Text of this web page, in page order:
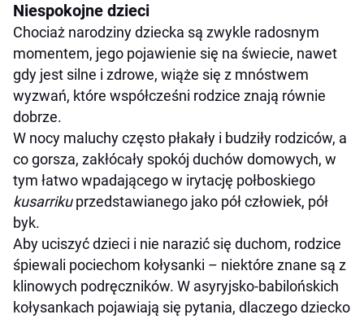
Niespokojne dzieci
Chociaż narodziny dziecka są zwykle radosnym
momentem, jego pojawienie się na świecie, nawet
gdy jest silne i zdrowe, wiąże się z mnóstwem
wyzwań, które współcześni rodzice znają równie
dobrze.
W nocy maluchy często płakały i budziły rodziców, a
co gorsza, zakłócały spokój duchów domowych, w
tym łatwo wpadającego w irytację połboskiego
kusarrikuprzedstawianego jako pół człowiek, pół
byk.
Aby uciszyć dzieci i nie narazić się duchom, rodzice
śpiewali pociechom kołysanki – niektóre znane są z
klinowych podręczników. W asyryjsko-babilońskich
kołysankach pojawiają się pytania, dlaczego dziecko